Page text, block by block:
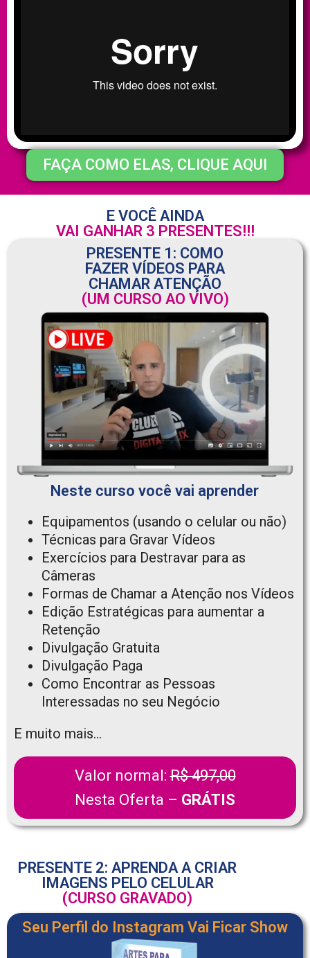
FAÇA COMO ELAS, CLIQUE AQUI
E VOCÊ AINDA
VAI GANHAR 3 PRESENTES!!!
PRESENTE 1: COMO
FAZER VÍDEOS PARA
CHAMAR ATENÇÃO
(UM CURSO AO VIVO)
Neste curso você vai aprender
Equipamentos (usando o celular ou não)
Técnicas para Gravar Vídeos
Exercícios para Destravar para as
Câmeras
Formas de Chamar a Atenção nos Vídeos
Edição Estratégicas para aumentar a
Retenção
Divulgação Gratuita
Divulgação Paga
Como Encontrar as Pessoas
Interessadas no seu Negócio
E muito mais…
Valor normal:R$ 497,00
Nesta Oferta – GRÁTIS
PRESENTE 2: APRENDA A CRIAR
IMAGENS PELO CELULAR
(CURSO GRAVADO)
Seu Perfil do Instagram Vai Ficar Show